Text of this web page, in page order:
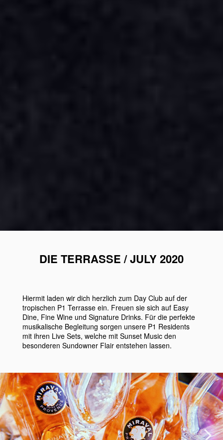
DIE TERRASSE / JULY 2020
Hiermit laden wir dich herzlich zum Day Club auf der
tropischen P1 Terrasse ein. Freuen sie sich auf Easy
Dine, Fine Wine und Signature Drinks. Für die perfekte
musikalische Begleitung sorgen unsere P1 Residents
mit ihren Live Sets, welche mit Sunset Music den
besonderen Sundowner Flair entstehen lassen.